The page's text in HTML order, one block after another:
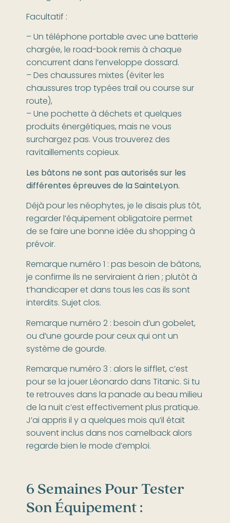
Facultatif :
– Un téléphone portable avec une batterie
chargée, le road-book remis à chaque
concurrent dans l’enveloppe dossard.
– Des chaussures mixtes (éviter les
chaussures trop typées trail ou course sur
route),
– Une pochette à déchets et quelques
produits énergétiques, mais ne vous
surchargez pas. Vous trouverez des
ravitaillements copieux.
Les bâtons ne sont pas autorisés sur les
différentes épreuves de la SainteLyon.
Déjà pour les néophytes, je le disais plus tôt,
regarder l’équipement obligatoire permet
de se faire une bonne idée du shopping à
prévoir.
Remarque numéro 1 : pas besoin de bâtons,
je confirme ils ne serviraient à rien ; plutôt à
t’handicaper et dans tous les cas ils sont
interdits. Sujet clos.
Remarque numéro 2 : besoin d’un gobelet,
ou d’une gourde pour ceux qui ont un
système de gourde.
Remarque numéro 3 : alors le sifflet, c’est
pour se la jouer Léonardo dans Titanic. Si tu
te retrouves dans la panade au beau milieu
de la nuit c’est effectivement plus pratique.
J’ai appris il y a quelques mois qu’il était
souvent inclus dans nos camelback alors
regarde bien le mode d’emploi.
6 Semaines Pour Tester
Son Équipement :